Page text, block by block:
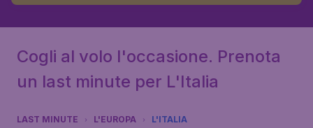
Cogli al volo l'occasione. Prenota
un last minute per L'Italia
LAST MINUTE L'EUROPA L'ITALIA